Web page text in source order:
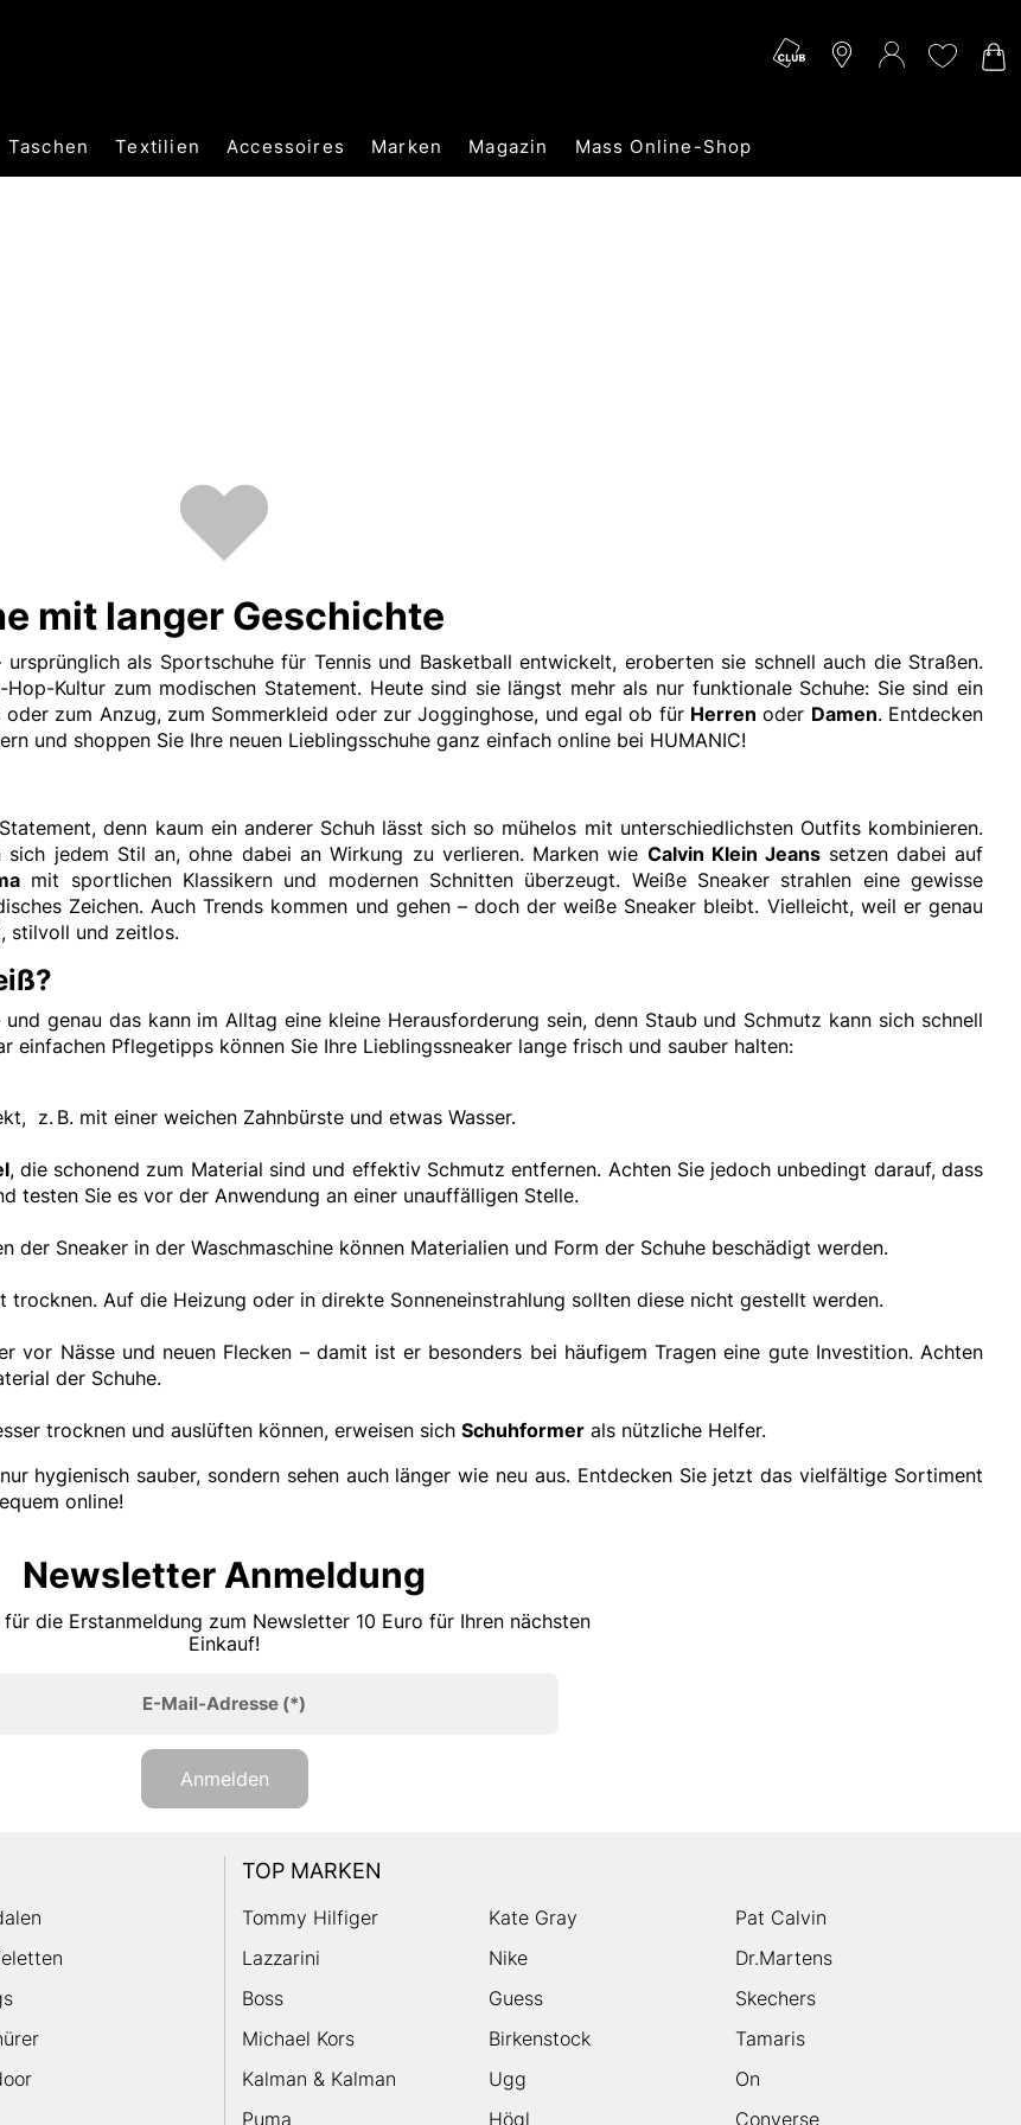
Taschen Textilien Accessoires Marken Magazin Mass Online-Shop
mit langer Geschichte
als Sportschuhe für Tennis und Basketball entwickelt, eroberten sie schnell auch die Straßen.
Kultur zum modischen Statement. Heute sind sie längst mehr als nur funktionale Schuhe: Sie sind ein
zum Anzug, zum Sommerkleid oder zur Jogginghose, und egal ob für Herren oder Damen. Entdecken
und shoppen Sie Ihre neuen Lieblingsschuhe ganz einfach online bei HUMANIC!
denn kaum ein anderer Schuh lässt sich so mühelos mit unterschiedlichsten Outfits kombinieren.
jedem Stil an, ohne dabei an Wirkung zu verlieren. Marken wie Calvin Klein Jeans setzen dabei auf
mit sportlichen Klassikern und modernen Schnitten überzeugt. Weiße Sneaker strahlen eine gewisse
Zeichen. Auch Trends kommen und gehen – doch der weiße Sneaker bleibt. Vielleicht, weil er genau
stilvoll und zeitlos.
genau das kann im Alltag eine kleine Herausforderung sein, denn Staub und Schmutz kann sich schnell
Pflegetipps können Sie Ihre Lieblingssneaker lange frisch und sauber halten:
z. B. mit einer weichen Zahnbürste und etwas Wasser.
, die schonend zum Material sind und effektiv Schmutz entfernen. Achten Sie jedoch unbedingt darauf, dass
testen Sie es vor der Anwendung an einer unauffälligen Stelle.
der Sneaker in der Waschmaschine können Materialien und Form der Schuhe beschädigt werden.
trocknen. Auf die Heizung oder in direkte Sonneneinstrahlung sollten diese nicht gestellt werden.
vor Nässe und neuen Flecken – damit ist er besonders bei häufigem Tragen eine gute Investition. Achten
der Schuhe.
trocknen und auslüften können, erweisen sich Schuhformer als nützliche Helfer.
hygienisch sauber, sondern sehen auch länger wie neu aus. Entdecken Sie jetzt das vielfältige Sortiment
online!
Newsletter Anmeldung
für die Erstanmeldung zum Newsletter 10 Euro für Ihren nächsten
Einkauf!
E-Mail-Adresse(*)
Anmelden
TOP MARKEN
Tommy Hilfiger Kate Gray
Pat Calvin
Lazzarini
Nike
Dr.Martens
Boss
Guess
Skechers
Michael Kors
Birkenstock
Tamaris
Kalman & Kalman
Ugg
On
Puma
Högl Converse